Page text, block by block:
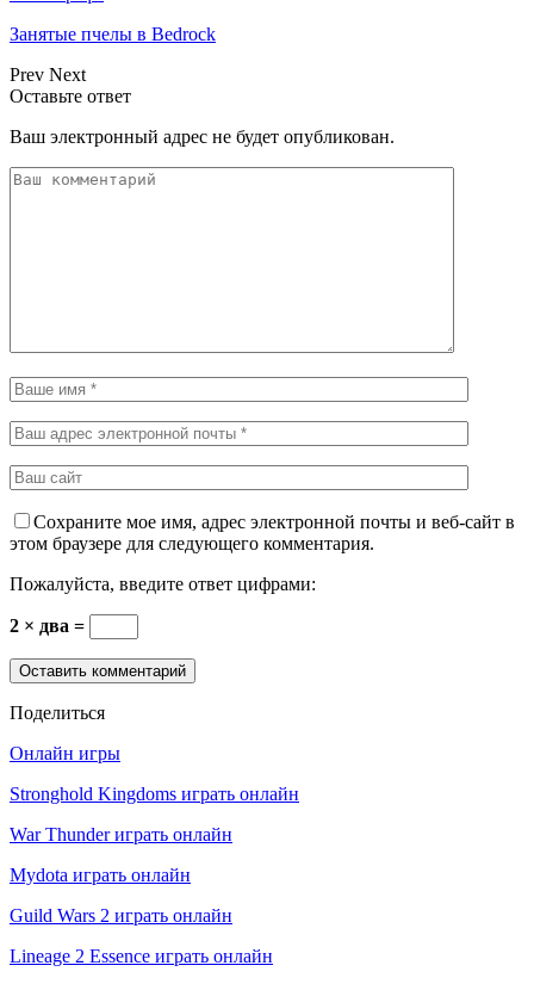
Занятые пчелы в Bedrock
Prev Next
Оставьте ответ
Ваш электронный адрес не будет опубликован.
Сохраните мое имя, адрес электронной почты и веб-сайт в
этом браузере для следующего комментария.
Пожалуйста, введите ответ цифрами:
2 × два =
Поделиться
Онлайн игры
Stronghold Kingdoms играть онлайн
War Thunder играть онлайн
Mydota играть онлайн
Guild Wars 2 играть онлайн
Lineage 2 Essence играть онлайн